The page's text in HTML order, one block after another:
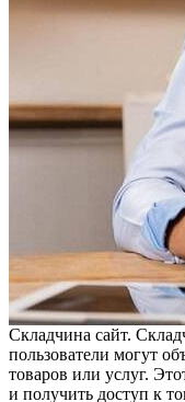
Складчина сайт.
пользователи могут
товаров или услуг.
и получить доступ к